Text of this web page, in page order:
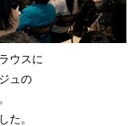
ウスに
ュの
た。